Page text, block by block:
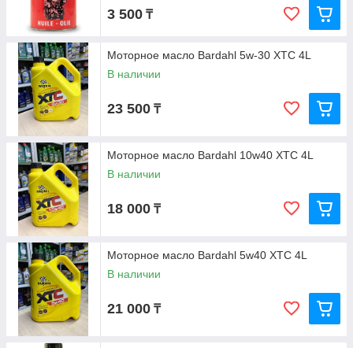
3 500 ₸
Моторное масло Bardahl 5w-30 XTC 4L
В наличии
23 500 ₸
Моторное масло Bardahl 10w40 XTC 4L
В наличии
18 000 ₸
Моторное масло Bardahl 5w40 XTC 4L
В наличии
21 000 ₸